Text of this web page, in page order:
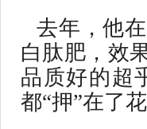
去年，他
白肽肥，效
品质好的超
都“押”在了